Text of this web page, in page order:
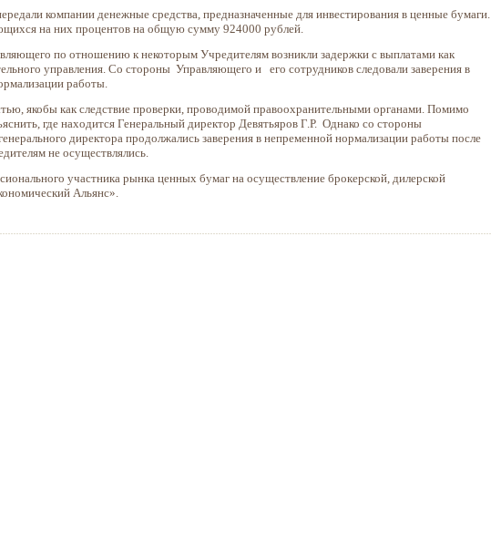
компании денежные средства, предназначенные для инвестирования в ценные бумаги.
на них процентов на общую сумму 924000 рублей.
по отношению к некоторым Учредителям возникли задержки с выплатами как
управления. Со стороны Управляющего и его сотрудников следовали заверения в
работы.
якобы как следствие проверки, проводимой правоохранительными органами. Помимо
где находится Генеральный директор Девятьяров Г.Р. Однако со стороны
директора продолжались заверения в непременной нормализации работы после
не осуществлялись.
участника рынка ценных бумаг на осуществление брокерской, дилерской
Альянс».